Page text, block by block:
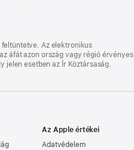
feltüntetve. Az elektronikus
áfát azon ország vagy régió érvényes
jelen esetben az Ír Köztársaság.
Az Apple értékei
Adatvédelem